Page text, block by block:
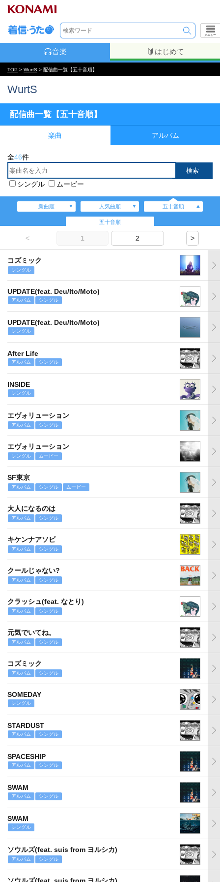
メニュー
音楽 はじめて
TOP > WurtS > 配信曲一覧【五十音順】
WurtS
配信曲一覧【五十音順】
楽曲 アルバム
全46件
シングル ムービー
新曲順 人気曲順 五十音順
五十音順
< 1 2 >
コズミック
シングル
UPDATE(feat. Deu/Ito/Moto)
アルバム シングル
UPDATE(feat. Deu/Ito/Moto)
シングル
After Life
アルバム シングル
INSIDE
シングル
エヴォリューション
アルバム シングル
エヴォリューション
シングル ムービー
SF東京
アルバム シングル ムービー
大人になるのは
アルバム シングル
キケンナアソビ
アルバム シングル
クールじゃない?
アルバム シングル
クラッシュ(feat. なとり)
アルバム シングル
元気でいてね。
アルバム シングル
コズミック
アルバム シングル
SOMEDAY
シングル
STARDUST
アルバム シングル
SPACESHIP
アルバム シングル
SWAM
アルバム シングル
SWAM
シングル
ソウルズ(feat. suis from ヨルシカ)
アルバム シングル